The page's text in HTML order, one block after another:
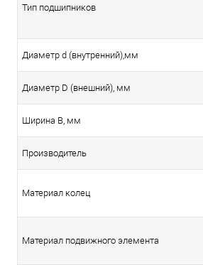
Тип подшипников
Диаметр d (внутренний),мм
Диаметр D (внешний), мм
Ширина B, мм
Производитель
Материал колец
Материал подвижного элемента